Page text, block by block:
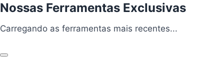
Nossas Ferramentas Exclusivas
Carregando ferramentas...
Carregando as ferramentas mais recentes...
Anterior